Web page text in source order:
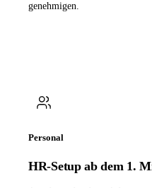
genehmigen.
Personal
HR-Setup ab dem 1.